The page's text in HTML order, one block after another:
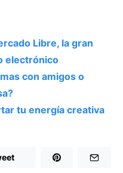
Libre, la gran
electrónico
con amigos o
tu energía creativa